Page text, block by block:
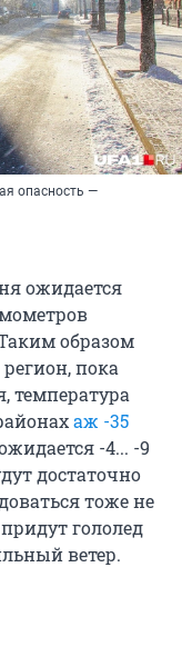
опасность —
ожидается
образом
пока
температура
аж -35
-4... -9
достаточно
тоже не
гололед
ветер.